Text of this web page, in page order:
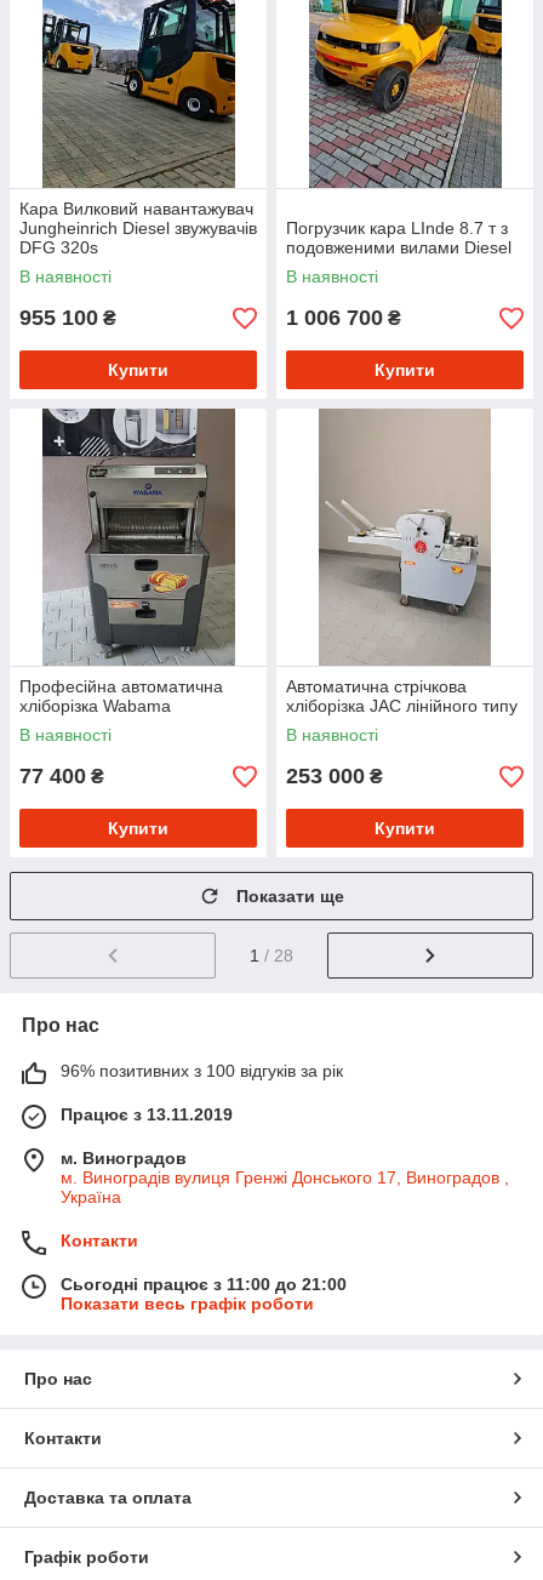
Кара Вилковий навантажувач
Jungheinrich Diesel звужувачів
DFG 320s
В наявності
955 100 ₴
Купити
Погрузчик кара LInde 8.7 т з
подовженими вилами Diesel
В наявності
1 006 700 ₴
Купити
Професійна автоматична
хліборізка Wabama
В наявності
77 400 ₴
Купити
Автоматична стрічкова
хліборізка JAC лінійного типу
В наявності
253 000 ₴
Купити
Показати ще
1 / 28
Про нас
96% позитивних з 100 відгуків за рік
Працює з 13.11.2019
м. Виноградов
м. Виноградів вулиця Гренжі Донського 17, Виноградов ,
Україна
Контакти
Сьогодні працює з 11:00 до 21:00
Показати весь графік роботи
Про нас
Контакти
Доставка та оплата
Графік роботи